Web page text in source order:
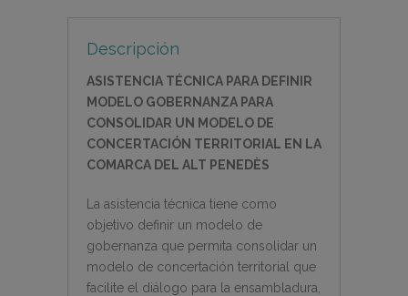
Descripción
ASISTENCIA TÉCNICA PARA DEFINIR
MODELO GOBERNANZA PARA
CONSOLIDAR UN MODELO DE
CONCERTACIÓN TERRITORIAL EN LA
COMARCA DEL ALT PENEDÈS
La asistencia técnica tiene como
objetivo definir un modelo de
gobernanza que permita consolidar un
modelo de concertación territorial que
facilite el diálogo para la ensambladura,